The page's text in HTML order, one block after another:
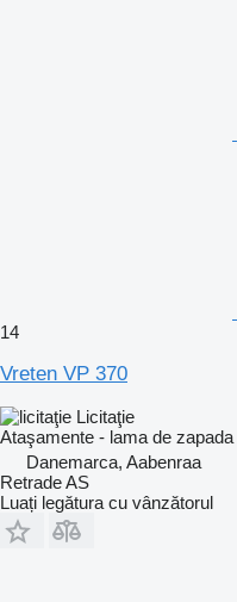
14
Vreten VP 370
Licitaţie
Ataşamente - lama de zapada
Danemarca, Aabenraa
Retrade AS
Luați legătura cu vânzătorul